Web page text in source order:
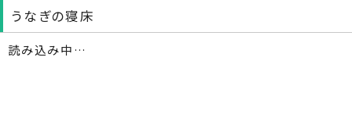
うなぎの寝床
読み込み中…